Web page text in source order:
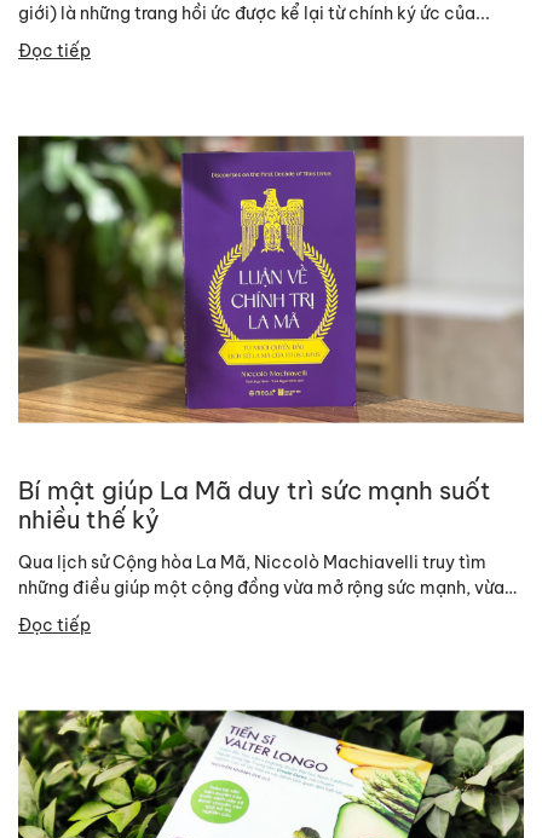
giới) là những trang hồi ức được kể lại từ chính ký ức của...
Đọc tiếp
Bí mật giúp La Mã duy trì sức mạnh suốt
nhiều thế kỷ
Qua lịch sử Cộng hòa La Mã, Niccolò Machiavelli truy tìm
những điều giúp một cộng đồng vừa mở rộng sức mạnh, vừa
duy trì tự...
Đọc tiếp